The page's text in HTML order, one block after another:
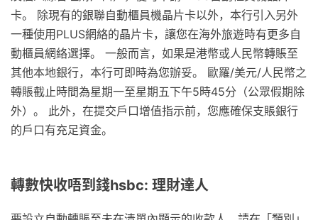
卡。 除現有的銀聯自動櫃員機晶片卡以外，本行引入另外
一種使用PLUS網絡的晶片卡，讓您在海外旅遊時有更多自
動櫃員網絡選擇。 一般而言，如果是港幣或人民幣轉賬至
其他本地銀行，本行可即時為您辦妥。 歐羅/美元/人民幣之
轉賬截止時間為星期一至星期五下午5時45分（公眾假期除
外）。 此外，在提交戶口增值指示前，您應確保支賬銀行
的戶口有充足資金。
轉數快收唔到錢hsbc: 理財達人